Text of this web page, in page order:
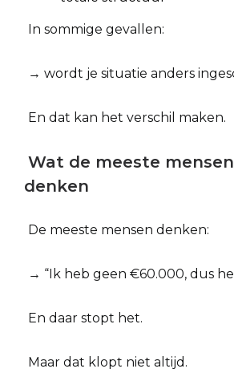
In sommige gevallen:
→ wordt je situatie anders
En dat kan het verschil maken.
Wat de meeste
denken
De meeste mensen denken:
→ “Ik heb geen €60.000, dus
En daar stopt het.
Maar dat klopt niet altijd.